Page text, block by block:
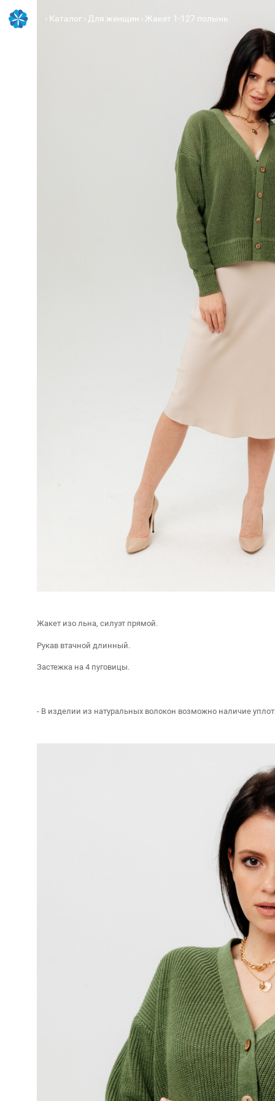
Каталог Для женщин Жакет 1-127 полынь
Жакет изо льна, силуэт прямой.
Рукав втачной длинный.
Застежка на 4 пуговицы.
- В изделии из натуральных волокон возможно наличие